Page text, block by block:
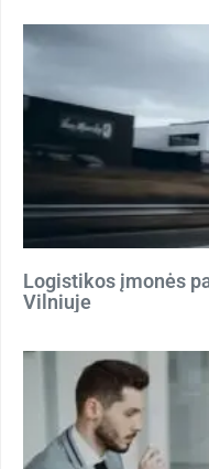
Logistikos įmonės
Vilniuje